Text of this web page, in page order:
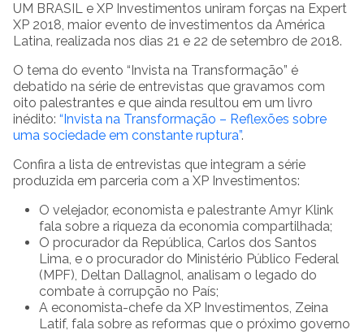
UM BRASIL e XP Investimentos uniram forças na Expert
XP 2018, maior evento de investimentos da América
Latina, realizada nos dias 21 e 22 de setembro de 2018.
O tema do evento “Invista na Transformação” é
debatido na série de entrevistas que gravamos com
oito palestrantes e que ainda resultou em um livro
inédito: “Invista na Transformação – Reflexões sobre
uma sociedade em constante ruptura”.
Confira a lista de entrevistas que integram a série
produzida em parceria com a XP Investimentos:
O velejador, economista e palestrante Amyr Klink
fala sobre a riqueza da economia compartilhada;
O procurador da República, Carlos dos Santos
Lima, e o procurador do Ministério Público Federal
(MPF), Deltan Dallagnol, analisam o legado do
combate à corrupção no País;
A economista-chefe da XP Investimentos, Zeina
Latif, fala sobre as reformas que o próximo governo